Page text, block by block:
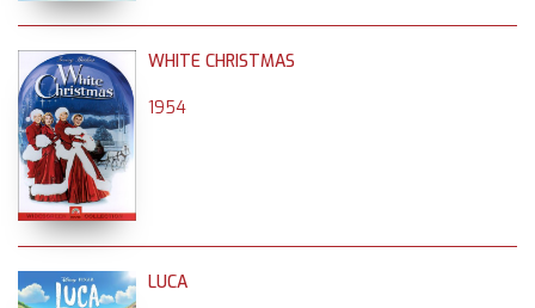
WHITE CHRISTMAS
1954
LUCA